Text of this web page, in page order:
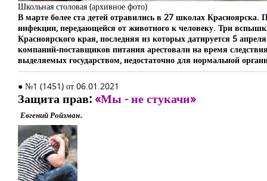
Школьная столовая (архивное фото)
В марте более ста детей отравились в 27 школах
инфекции, передающейся от животного к человеку. Три
Красноярского края, последняя из которых датируется 5
компаний-поставщиков питания арестовали на время
выделяемых государством, недостаточно для нормальной
● №1 (1451) от 06.01.2021
Защита прав:«Мы - не стукачи»
Евгений Ройзман.